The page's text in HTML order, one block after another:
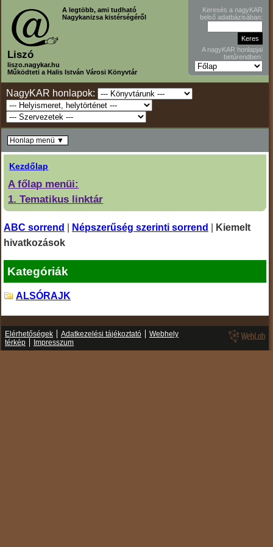
A legtöbb, ami tudható
Nagykanizsa kistérségéről
Liszó
liszo.nagykar.hu
Működteti a Halis István Városi Könyvtár
Keresés a nagyKAR
belső adatbázisában:
A nagyKAR honlapjai
betűrendben:
NagyKAR honlapok:
Kezdőlap
A főlap menüi:
1. Tematikus linktár
ABC sorrend Népszerűség szerinti sorrend
Kiemelt
hivatkozások
Kategóriák
ALSÓRAJK
Honlap menü ▼
Elérhetőségek Adatkezelési tájékoztató
Webhely
térkép
Impresszum